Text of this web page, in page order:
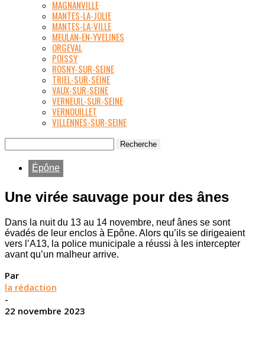
MAGNANVILLE
MANTES-LA-JOLIE
MANTES-LA-VILLE
MEULAN-EN-YVELINES
ORGEVAL
POISSY
ROSNY-SUR-SEINE
TRIEL-SUR-SEINE
VAUX-SUR-SEINE
VERNEUIL-SUR-SEINE
VERNOUILLET
VILLENNES-SUR-SEINE
Épône
Une virée sauvage pour des ânes
Dans la nuit du 13 au 14 novembre, neuf ânes se sont
évadés de leur enclos à Epône. Alors qu’ils se dirigeaient
vers l’A13, la police municipale a réussi à les intercepter
avant qu’un malheur arrive.
Par
la rédaction
-
22 novembre 2023